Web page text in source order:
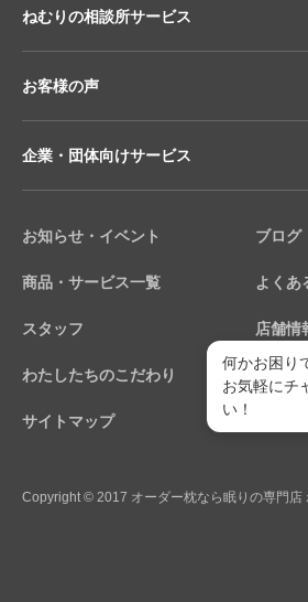
ねむりの相談所サービス
お客様の声
企業・団体向けサービス
お知らせ・イベント ブログ
商品・サービス一覧 よくあ
スタッフ 店舗情
わたしたちのこだわり 個人情
サイトマップ
Copyright © 2017 オーダー枕なら眠りの専門店
何かお困り
お気軽にチ
い！